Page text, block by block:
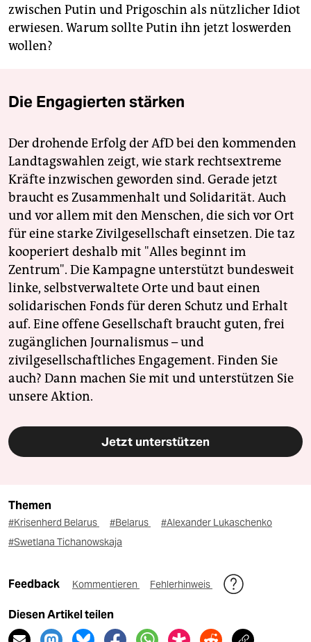
zwischen Putin und Prigoschin als nützlicher Idiot
erwiesen. Warum sollte Putin ihn jetzt loswerden
wollen?
Die Engagierten stärken
Der drohende Erfolg der AfD bei den kommenden
Landtagswahlen zeigt, wie stark rechtsextreme
Kräfte inzwischen geworden sind. Gerade jetzt
braucht es Zusammenhalt und Solidarität. Auch
und vor allem mit den Menschen, die sich vor Ort
für eine starke Zivilgesellschaft einsetzen. Die taz
kooperiert deshalb mit "Alles beginnt im
Zentrum". Die Kampagne unterstützt bundesweit
linke, selbstverwaltete Orte und baut einen
solidarischen Fonds für deren Schutz und Erhalt
auf. Eine offene Gesellschaft braucht guten, frei
zugänglichen Journalismus – und
zivilgesellschaftliches Engagement. Finden Sie
auch? Dann machen Sie mit und unterstützen Sie
unsere Aktion.
Jetzt unterstützen
Themen
#Krisenherd Belarus #Belarus
#Alexander Lukaschenko
#Swetlana Tichanowskaja
Feedback Kommentieren Fehlerhinweis
Diesen Artikel teilen